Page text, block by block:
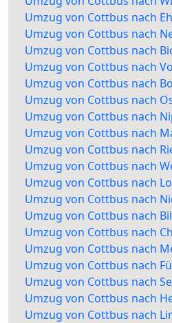
Umzug von Cottbus nach
Umzug von Cottbus nach
Umzug von Cottbus nach
Umzug von Cottbus nach
Umzug von Cottbus nach
Umzug von Cottbus nach
Umzug von Cottbus nach
Umzug von Cottbus nach
Umzug von Cottbus nach
Umzug von Cottbus nach
Umzug von Cottbus nach
Umzug von Cottbus nach
Umzug von Cottbus nach
Umzug von Cottbus nach
Umzug von Cottbus nach
Umzug von Cottbus nach
Umzug von Cottbus nach
Umzug von Cottbus nach
Umzug von Cottbus nach